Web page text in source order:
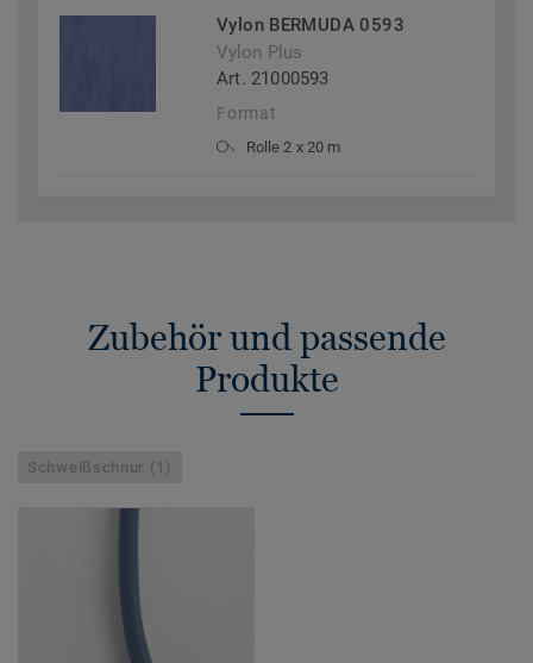
Vylon BERMUDA 0593
Vylon Plus
Art. 21000593
Format
Rolle 2 x 20 m
Zubehör und passende
Produkte
Schweißschnur (1)